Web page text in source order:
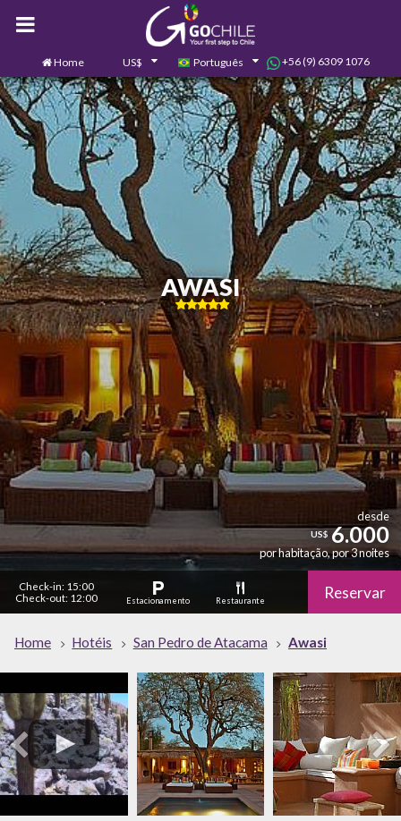
Home US$ Português +56 (9) 6309 1076
Contate-nos 0
AWASI

desde
US$ 6.000
por habitação, por 3 noites
Check-in: 15:00
Check-out: 12:00
Estacionamento Restaurante
Bar
Piscina
Grátis
Ar Condicionado SPA
Grátis
Academia de
Ginástica
Internet - Habitación
Reservar
Home Hotéis San Pedro de Atacama Awasi